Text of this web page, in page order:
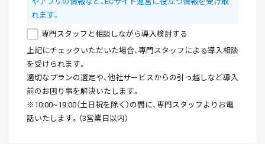
れます。
専門スタッフと相談しながら導入検討する
上記にチェックいただいた場合、専門スタッフによる導入相談
を受けられます。
適切なプランの選定や、他社サービスからの引っ越しなど導入
前のお困り事を解決いたします。
※10:00~19:00（土日祝を除く）の間に、専門スタッフよりお電
話いたします。（3営業日以内）